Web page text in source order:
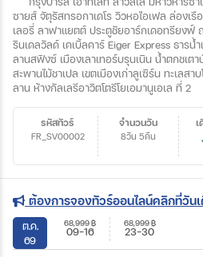
ซายส์ จัตุรัสทรอกาเดโร วิวหอไอเฟล ล่อง
เลอรี่ ลาฟาแยตต์ ประตูชัยอาร์กเดอทรียงฟ์
รินเดลวัลด์ เคเบิ้ลคาร์ Eiger Express ธารน้
ลานสฟิงซ์ เมืองเลาเทอร์บรุนเนิน น้ำตกชเต
สะพานไม้ชาเปล เขตเมืองเก่าลูเซิร์น ทะเลส
ลาน ห้างกัลเลรีอาวิตโตรีโยเอมานูเอเล ที่ 2
รหัสทัวร์
FR_SV00002
จำนวนวัน
8วัน 5คืน
ต้องการจองทัวร์ออนไลน์คลิกที่วัน
ต.ค.
69
68,999฿
09-16
68,999฿
23-30